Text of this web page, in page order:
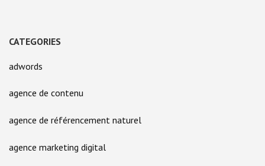
CATEGORIES
adwords
agence de contenu
agence de référencement naturel
agence marketing digital